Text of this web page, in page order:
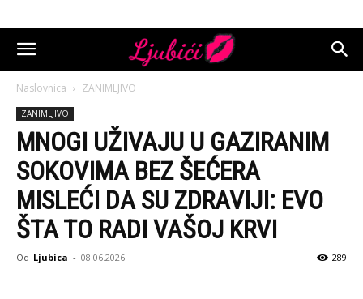
Naslovnica ZANIMLJIVO
ZANIMLJIVO
MNOGI UŽIVAJU U GAZIRANIM
SOKOVIMA BEZ ŠEĆERA
MISLEĆI DA SU ZDRAVIJI: EVO
ŠTA TO RADI VAŠOJ KRVI
Od Ljubica - 08.06.2026 289